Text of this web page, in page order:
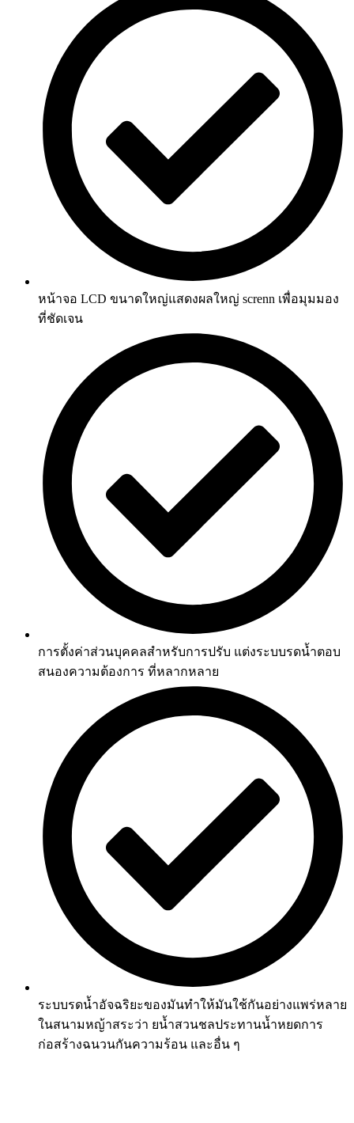
หน้าจอ LCD ขนาดใหญ่แสดงผลใหญ่ screnn เพื่อมุมมอง
ที่ชัดเจน
การตั้งค่าส่วนบุคคลสำหรับการปรับ แต่งระบบรดน้ำตอบ
สนองความต้องการ ที่หลากหลาย
ระบบรดน้ำอัจฉริยะของมันทำให้มันใช้กันอย่างแพร่หลาย
ในสนามหญ้าสระว่า ยน้ำสวนชลประทานน้ำหยดการ
ก่อสร้างฉนวนกันความร้อน และอื่น ๆ